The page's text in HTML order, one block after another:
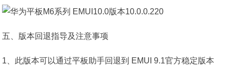
五、版本回退指导及注意事项
1、此版本可以通过平板助手回退到 EMUI 9.1官方稳定版本